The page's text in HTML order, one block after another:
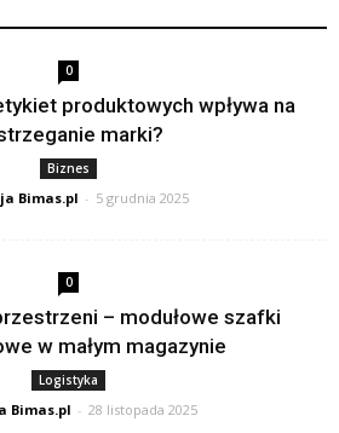
0
produktowych wpływa na
marki?
Biznes
Bimas.pl - 5 grudnia 2025
0
– modułowe szafki
w małym magazynie
Logistyka
Bimas.pl - 28 listopada 2025